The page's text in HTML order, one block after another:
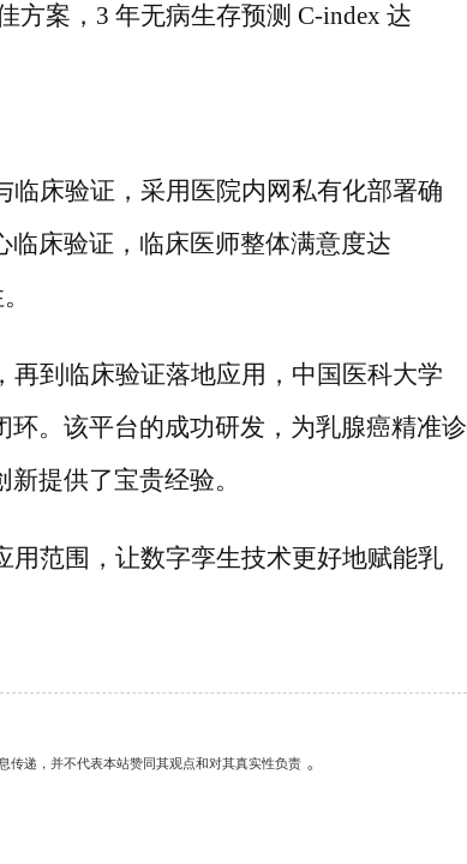
方案，3 年无病生存预测 C-index 达
床验证，采用医院内网私有化部署确
床验证，临床医师整体满意度达
到临床验证落地应用，中国医科大学
。该平台的成功研发，为乳腺癌精准诊
提供了宝贵经验。
范围，让数字孪生技术更好地赋能乳
传递，并不代表本站赞同其观点和对其真实性负责 。